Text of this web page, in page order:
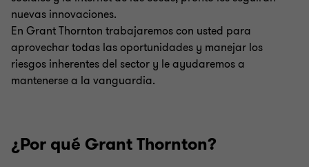
nuevas innovaciones.
En Grant Thornton trabajaremos con usted para
aprovechar todas las oportunidades y manejar los
riesgos inherentes del sector y le ayudaremos a
mantenerse a la vanguardia.
¿Por qué Grant Thornton?